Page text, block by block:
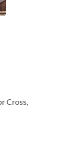
Cross,